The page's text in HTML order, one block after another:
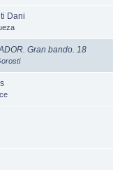
Dani
Gran bando. 18